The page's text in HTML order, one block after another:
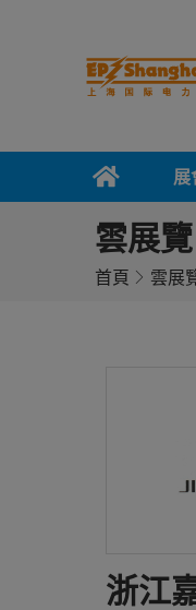
展
雲展覽
首頁 雲展
浙江